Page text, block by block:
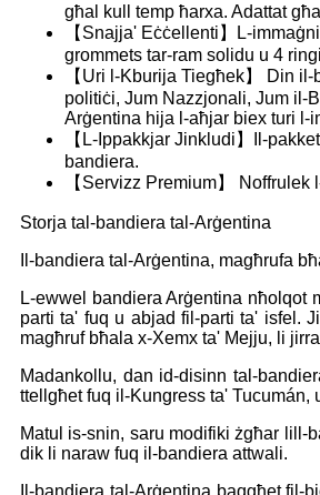
għal kull temp ħarxa. Adattat
【Snajja' Eċċellenti】L-
grommets tar-ram solidu u 4
【Uri l-Kburija Tiegħek】 Din
politiċi, Jum Nazzjonali, Jum il-
Arġentina hija l-aħjar biex turi l-
【L-Ippakkjar Jinkludi】Il-
bandiera.
【Servizz Premium】
Storja tal-bandiera tal-Arġentina
Il-bandiera tal-Arġentina, magħrufa
L-ewwel bandiera Arġentina nħolqot
parti ta' fuq u abjad fil-parti ta' isfel.
magħruf bħala x-Xemx ta' Mejju, li
Madankollu, dan id-disinn tal-
ttellgħet fuq il-Kungress ta'
Matul is-snin, saru modifiki żgħar lill-
dik li naraw fuq il-bandiera attwali.
Il-bandiera tal-Arġentina baqgħet